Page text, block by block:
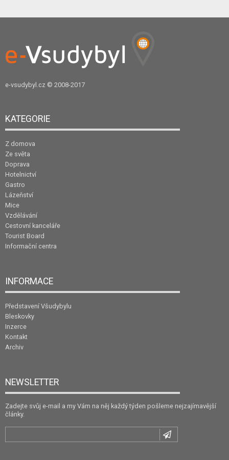
e-vsudybyl.cz © 2008-2017
KATEGORIE
Z domova
Ze světa
Doprava
Hotelnictví
Gastro
Lázeňství
Mice
Vzdělávání
Cestovní kanceláře
Tourist Board
Informační centra
INFORMACE
Představení Všudybylu
Bleskovky
Inzerce
Kontakt
Archiv
NEWSLETTER
Zadejte svůj e-mail a my Vám na něj každý týden pošleme nejzajímavější
články.